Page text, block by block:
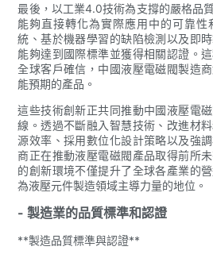
最後，以工業4.0技術為支撐的嚴格品
能夠直接轉化為實際應用中的可靠性
統、基於機器學習的缺陷檢測以及即
能夠達到國際標準並獲得相關認證。
全球客戶確信，中國液壓電磁閥製造
能預期的產品。
這些技術創新正共同推動中國液壓電
線。透過不斷融入智慧技術、改進材
源效率、採用數位化設計策略以及強
商正在推動液壓電磁閥產品取得前所
的創新環境不僅提升了全球各產業的
為液壓元件製造領域主導力量的地位。
- 製造業的品質標準和認證
**製造品質標準與認證**